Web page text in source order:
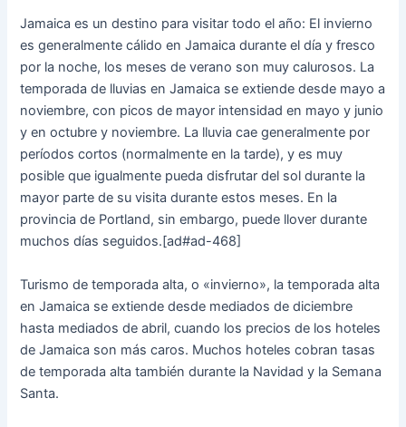
Jamaica es un destino para visitar todo el año: El invierno
es generalmente cálido en Jamaica durante el día y fresco
por la noche, los meses de verano son muy calurosos. La
temporada de lluvias en Jamaica se extiende desde mayo a
noviembre, con picos de mayor intensidad en mayo y junio
y en octubre y noviembre. La lluvia cae generalmente por
períodos cortos (normalmente en la tarde), y es muy
posible que igualmente pueda disfrutar del sol durante la
mayor parte de su visita durante estos meses. En la
provincia de Portland, sin embargo, puede llover durante
muchos días seguidos.[ad#ad-468]
Turismo de temporada alta, o «invierno», la temporada alta
en Jamaica se extiende desde mediados de diciembre
hasta mediados de abril, cuando los precios de los hoteles
de Jamaica son más caros. Muchos hoteles cobran tasas
de temporada alta también durante la Navidad y la Semana
Santa.